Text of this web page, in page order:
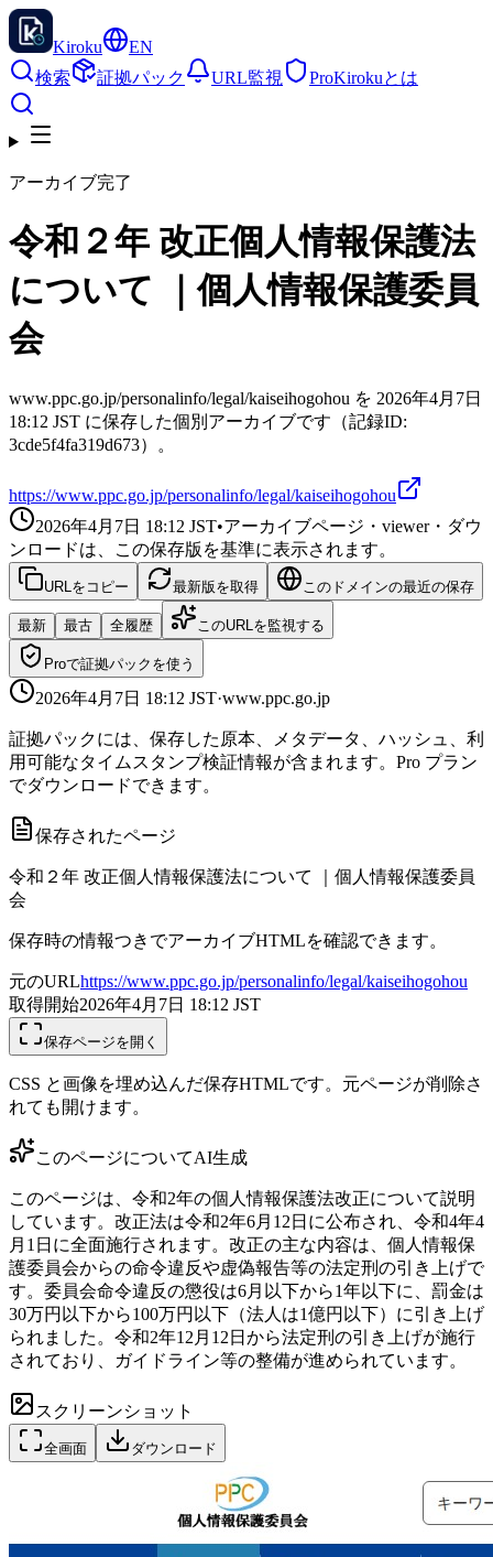
Kiroku
EN
検索
証拠パック URL監視 ProKirokuとは
アーカイブ完了
令和２年 改正個人情報保護法
について ｜個人情報保護委員
会
www.ppc.go.jp/personalinfo/legal/kaiseihogohou を 2026年4月7日
18:12 JST に保存した個別アーカイブです（記録ID:
3cde5f4fa319d673）。
https://www.ppc.go.jp/personalinfo/legal/kaiseihogohou
2026年4月7日 18:12 JST•アーカイブページ・viewer・ダウ
ンロードは、この保存版を基準に表示されます。
URLをコピー 最新版を取得 このドメインの最近の保存
最新 最古 全履歴 このURLを監視する
Proで証拠パックを使う
2026年4月7日 18:12 JST·www.ppc.go.jp
証拠パックには、保存した原本、メタデータ、ハッシュ、利
用可能なタイムスタンプ検証情報が含まれます。Pro プラン
でダウンロードできます。
保存されたページ
令和２年 改正個人情報保護法について ｜個人情報保護委員
会
保存時の情報つきでアーカイブHTMLを確認できます。
元のURLhttps://www.ppc.go.jp/personalinfo/legal/kaiseihogohou
取得開始2026年4月7日 18:12 JST
保存ページを開く
CSS と画像を埋め込んだ保存HTMLです。元ページが削除さ
れても開けます。
このページについてAI生成
このページは、令和2年の個人情報保護法改正について説明
しています。改正法は令和2年6月12日に公布され、令和4年4
月1日に全面施行されます。改正の主な内容は、個人情報保
護委員会からの命令違反や虚偽報告等の法定刑の引き上げで
す。委員会命令違反の懲役は6月以下から1年以下に、罰金は
30万円以下から100万円以下（法人は1億円以下）に引き上げ
られました。令和2年12月12日から法定刑の引き上げが施行
されており、ガイドライン等の整備が進められています。
スクリーンショット
全画面 ダウンロード